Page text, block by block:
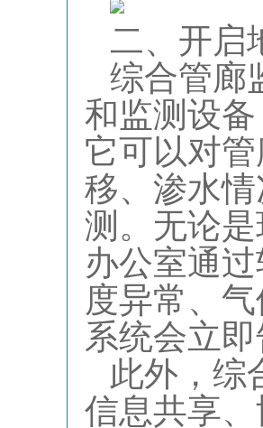
二、开启
综合管廊
和监测设
它可以对
移、渗水
测。无论
办公室通
度异常、
系统会立
此外，综
信息共享